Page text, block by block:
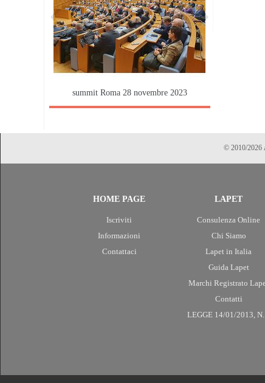
summit Roma 28 novembre 2023
© 2010/2026
HOME PAGE
Iscriviti
Informazioni
Contattaci
LAPET
Consulenza Online
Chi Siamo
Lapet in Italia
Guida Lapet
Marchi Registrato
Contatti
LEGGE 14/01/2013,